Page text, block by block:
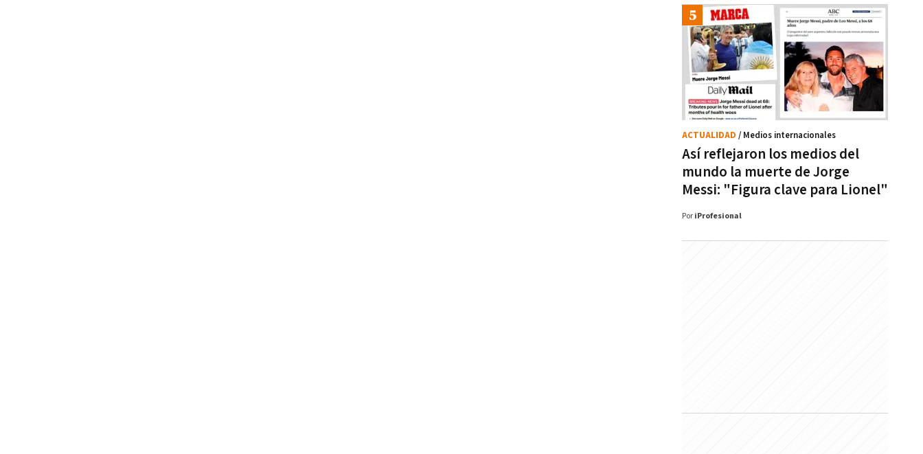
Así reflejaron los medios del
mundo la muerte de Jorge
Messi: "Figura clave para Lionel"
ACTUALIDAD / Medios internacionales
Por iProfesional